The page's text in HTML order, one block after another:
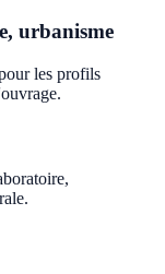
urbanisme
les profils